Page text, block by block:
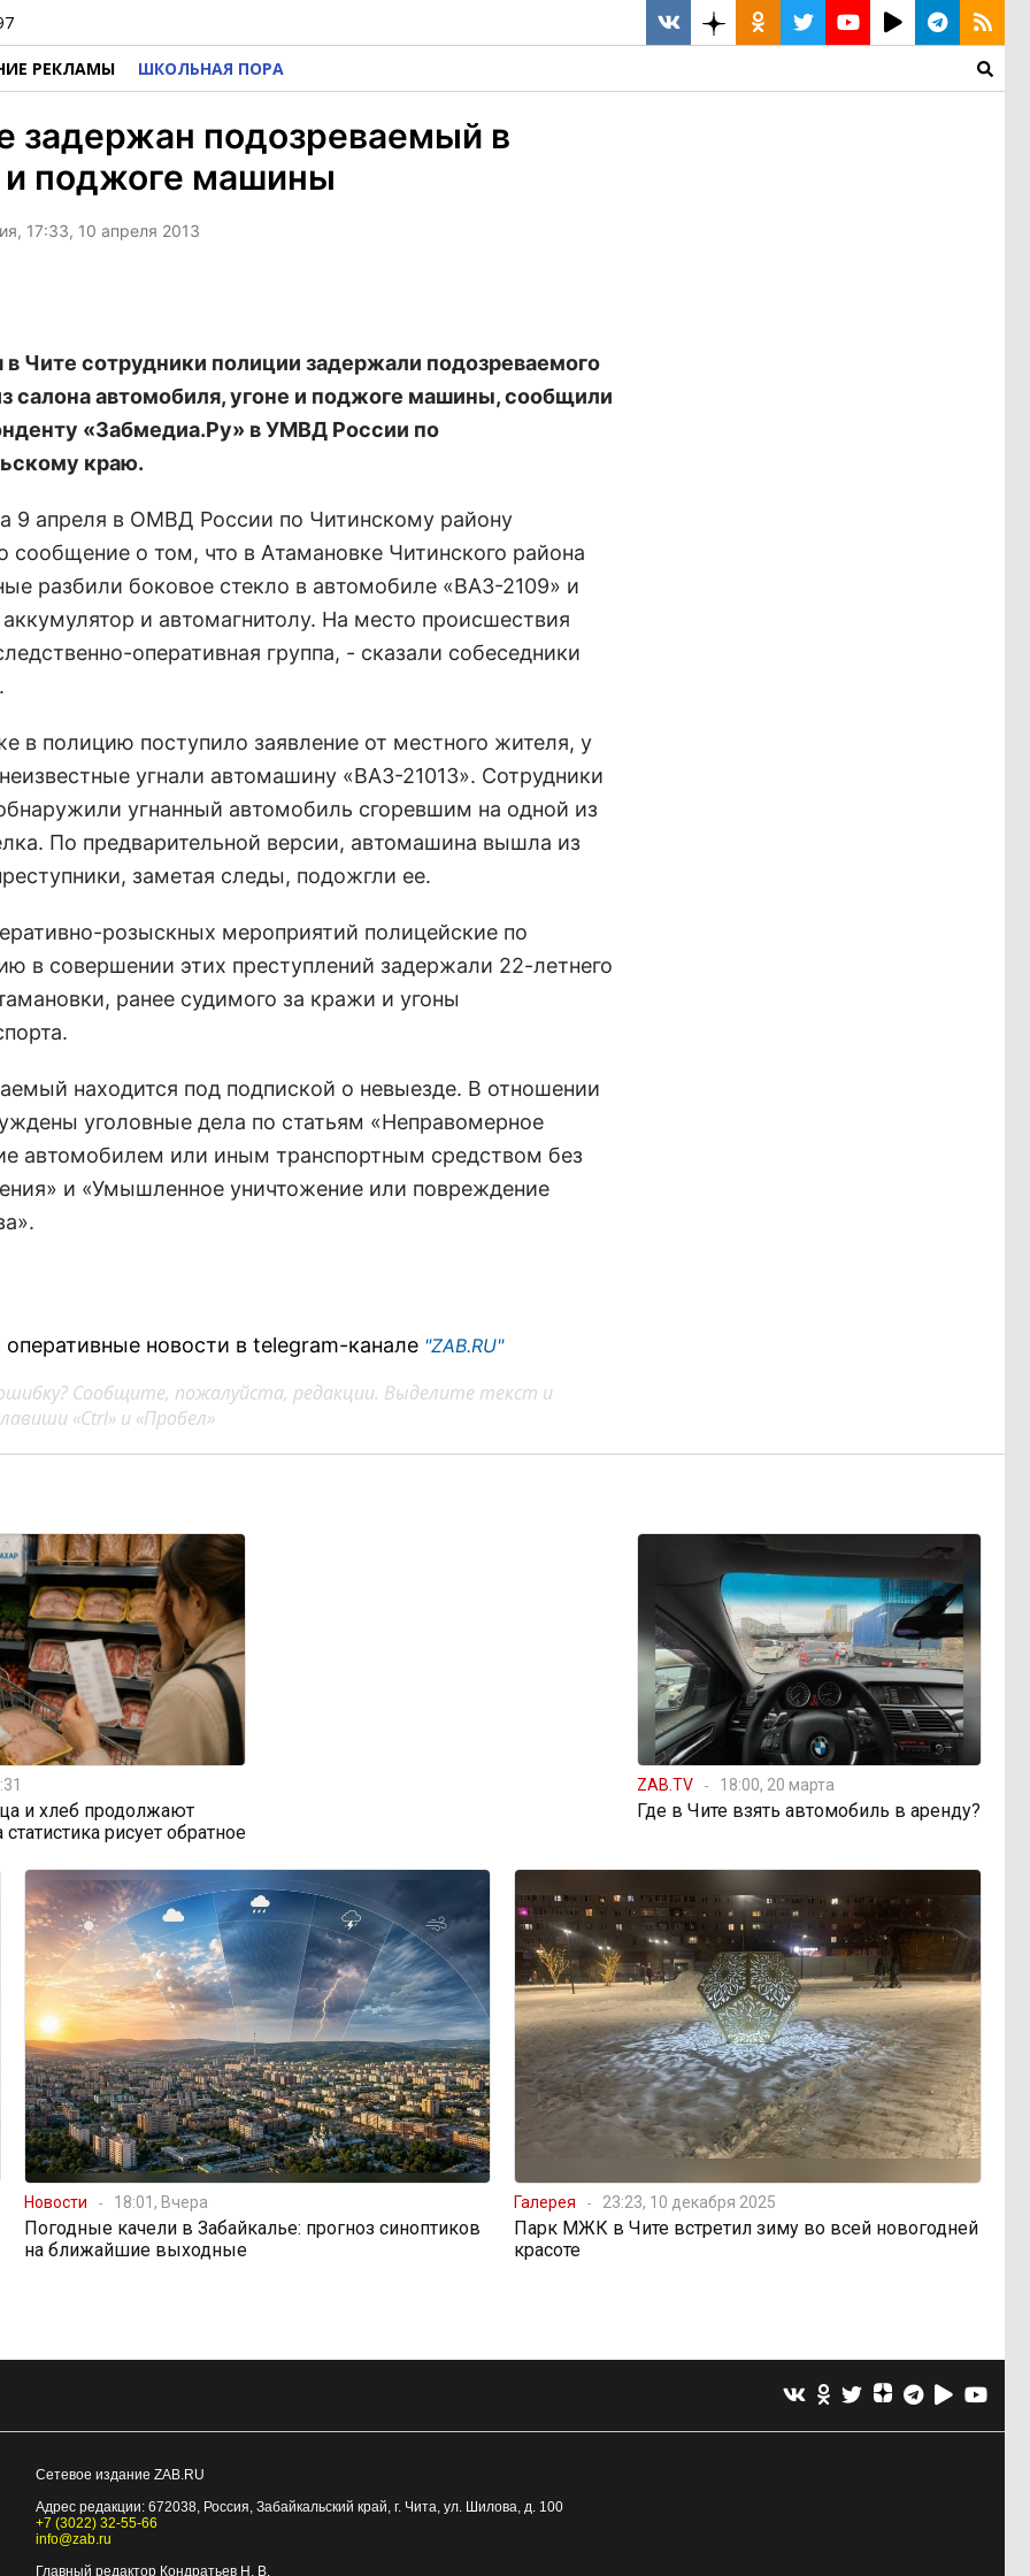
РЕКЛАМЫ ШКОЛЬНАЯ ПОРА
задержан подозреваемый в
и поджоге машины
17:33, 10 апреля 2013
в Чите сотрудники полиции задержали подозреваемого
салона автомобиля, угоне и поджоге машины, сообщили
«Забмедиа.Ру» в УМВД России по
краю.
9 апреля в ОМВД России по Читинскому району
сообщение о том, что в Атамановке Читинского района
разбили боковое стекло в автомобиле «ВАЗ-2109» и
и автомагнитолу. На место происшествия
оперативная группа, - сказали собеседники
в полицию поступило заявление от местного жителя, у
угнали автомашину «ВАЗ-21013». Сотрудники
угнанный автомобиль сгоревшим на одной из
По предварительной версии, автомашина вышла из
заметая следы, подожгли ее.
розыскных мероприятий полицейские по
в совершении этих преступлений задержали 22-летнего
ранее судимого за кражи и угоны
находится под подпиской о невыезде. В отношении
уголовные дела по статьям «Неправомерное
автомобилем или иным транспортным средством без
и «Умышленное уничтожение или повреждение
новости в telegram-канале "ZAB.RU"
Сообщите, пожалуйста, редакции. Выделите текст и
«Ctrl» и «Пробел»
и хлеб продолжают
рисует обратное
ZAB.TV 18:00, 20 марта
Где в Чите взять автомобиль в аренду?
Новости 18:01, Вчера
Погодные качели в Забайкалье: прогноз синоптиков
на ближайшие выходные
Галерея 23:23, 10 декабря 2025
Парк МЖК в Чите встретил зиму во всей новогодней
красоте
Сетевое издание ZAB.RU
Адрес редакции: 672038, Россия, Забайкальский край, г. Чита, ул. Шилова, д. 100
+7 (3022) 32-55-66
info@zab.ru
Главный редактор Кондратьев Н. В.